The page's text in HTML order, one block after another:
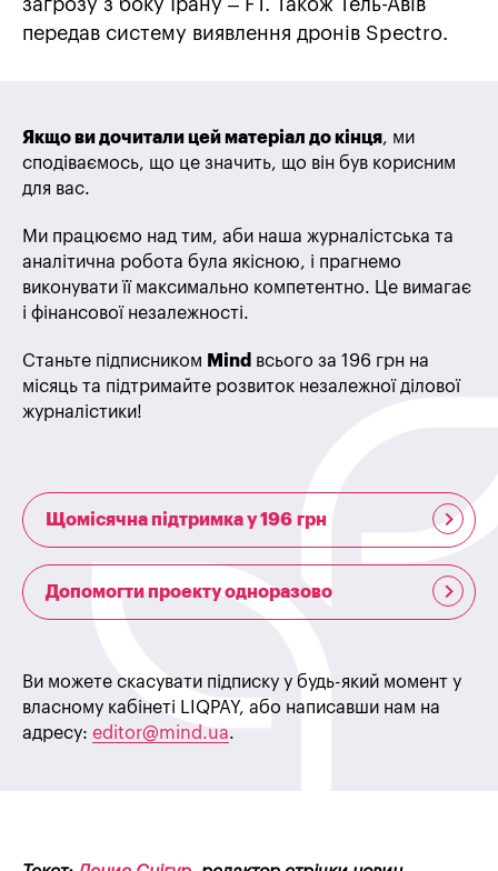
загрозу з боку Ірану – FT. Також Тель-Авів
передав систему виявлення дронів Spectro.
Якщо ви дочитали цей матеріал до кінця, ми
сподіваємось, що це значить, що він був корисним
для вас.
Ми працюємо над тим, аби наша журналістська та
аналітична робота була якісною, і прагнемо
виконувати її максимально компетентно. Це вимагає
і фінансової незалежності.
Станьте підписником Mind всього за 196 грн на
місяць та підтримайте розвиток незалежної ділової
журналістики!
Щомісячна підтримка у 196 грн
Допомогти проекту одноразово
Ви можете скасувати підписку у будь-який момент у
власному кабінеті LIQPAY, або написавши нам на
адресу: editor@mind.ua.